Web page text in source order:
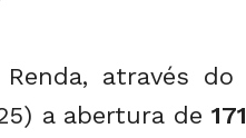
através do
a abertura de